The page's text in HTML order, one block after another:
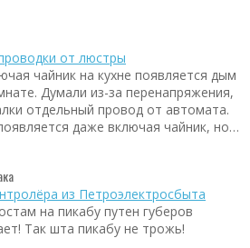
от люстры
чайник на кухне появляется дым
Думали из-за перенапряжения,
отдельный провод от автомата.
даже включая чайник, но…
из Петроэлектросбыта
на пикабу путен губеров
Так шта пикабу не трожь!